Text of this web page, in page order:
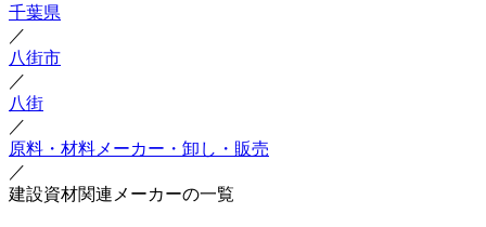
千葉県
／
八街市
／
八街
／
原料・材料メーカー・卸し・販売
／
建設資材関連メーカーの一覧